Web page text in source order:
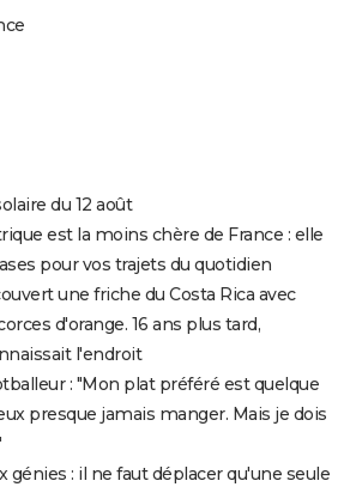
du 12 août
est la moins chère de France : elle
pour vos trajets du quotidien
une friche du Costa Rica avec
d'orange. 16 ans plus tard,
l'endroit
: "Mon plat préféré est quelque
presque jamais manger. Mais je dois
génies : il ne faut déplacer qu'une seule